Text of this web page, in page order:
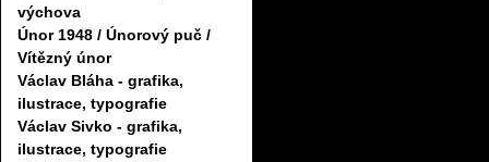
výchova
Únor 1948 / Únorový puč /
Vítězný únor
Václav Bláha - grafika,
ilustrace, typografie
Václav Sivko - grafika,
ilustrace, typografie